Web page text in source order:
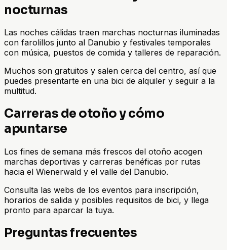
nocturnas
Las noches cálidas traen marchas nocturnas iluminadas
con farolillos junto al Danubio y festivales temporales
con música, puestos de comida y talleres de reparación.
Muchos son gratuitos y salen cerca del centro, así que
puedes presentarte en una bici de alquiler y seguir a la
multitud.
Carreras de otoño y cómo
apuntarse
Los fines de semana más frescos del otoño acogen
marchas deportivas y carreras benéficas por rutas
hacia el Wienerwald y el valle del Danubio.
Consulta las webs de los eventos para inscripción,
horarios de salida y posibles requisitos de bici, y llega
pronto para aparcar la tuya.
Preguntas frecuentes